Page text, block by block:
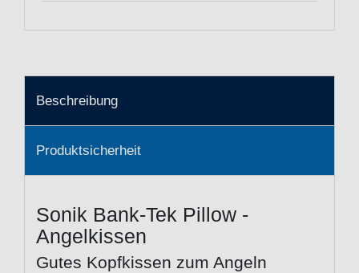
Beschreibung
Produktsicherheit
Sonik Bank-Tek Pillow -
Angelkissen
Gutes Kopfkissen zum Angeln